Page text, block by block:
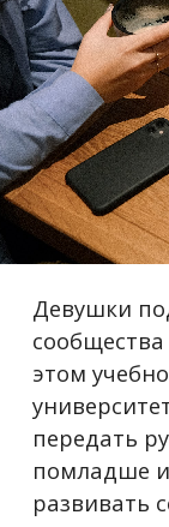
Девушки
этом
передать
помладше
развивать